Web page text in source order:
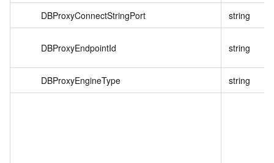
DBProxyConnectStringPort string
DBProxyEndpointId string
DBProxyEngineType string